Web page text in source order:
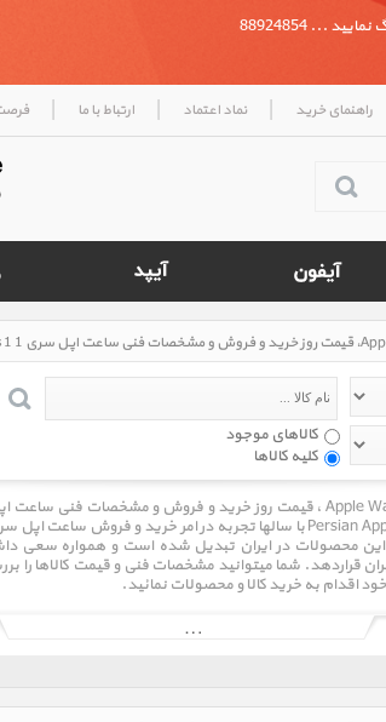
88924854
راهنمای خرید | نماد اعتماد | ارتباط با ما |
کالاهای موجود
کلیه کالاها
محصولات در ایران تبدیل شده است و همواره سعی
قراردهد. شما میتوانید مشخصات فنی و قیمت کالاها
اقدام به خرید کالا و محصولات نمائید.
از استیل ضد زنگ در رنگ های سیاه (فضایی) و نقره ای